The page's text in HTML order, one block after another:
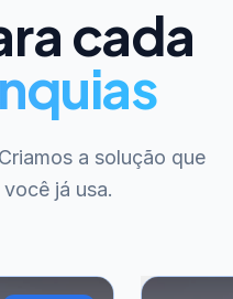
cada
a solução que
já usa.